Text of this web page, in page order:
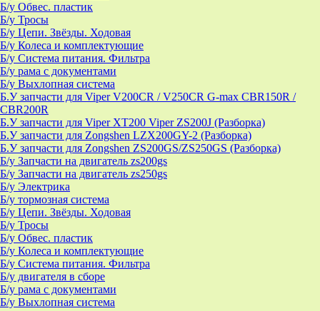
Б/у Обвес. пластик
Б/у Тросы
Б/у Цепи. Звёзды. Ходовая
Б/у Колеса и комплектующие
Б/у Система питания. Фильтра
Б/у рама с документами
Б/у Выхлопная система
Б.У запчасти для Viper V200CR / V250CR G-max CBR150R /
CBR200R
Б.У запчасти для Viper XT200 Viper ZS200J (Разборка)
Б.У запчасти для Zongshen LZX200GY-2 (Разборка)
Б.У запчасти для Zongshen ZS200GS/ZS250GS (Разборка)
Б/у Запчасти на двигатель zs200gs
Б/у Запчасти на двигатель zs250gs
Б/у Электрика
Б/у тормозная система
Б/у Цепи. Звёзды. Ходовая
Б/у Тросы
Б/у Обвес. пластик
Б/у Колеса и комплектующие
Б/у Система питания. Фильтра
Б/у двигателя в сборе
Б/у рама с документами
Б/у Выхлопная система